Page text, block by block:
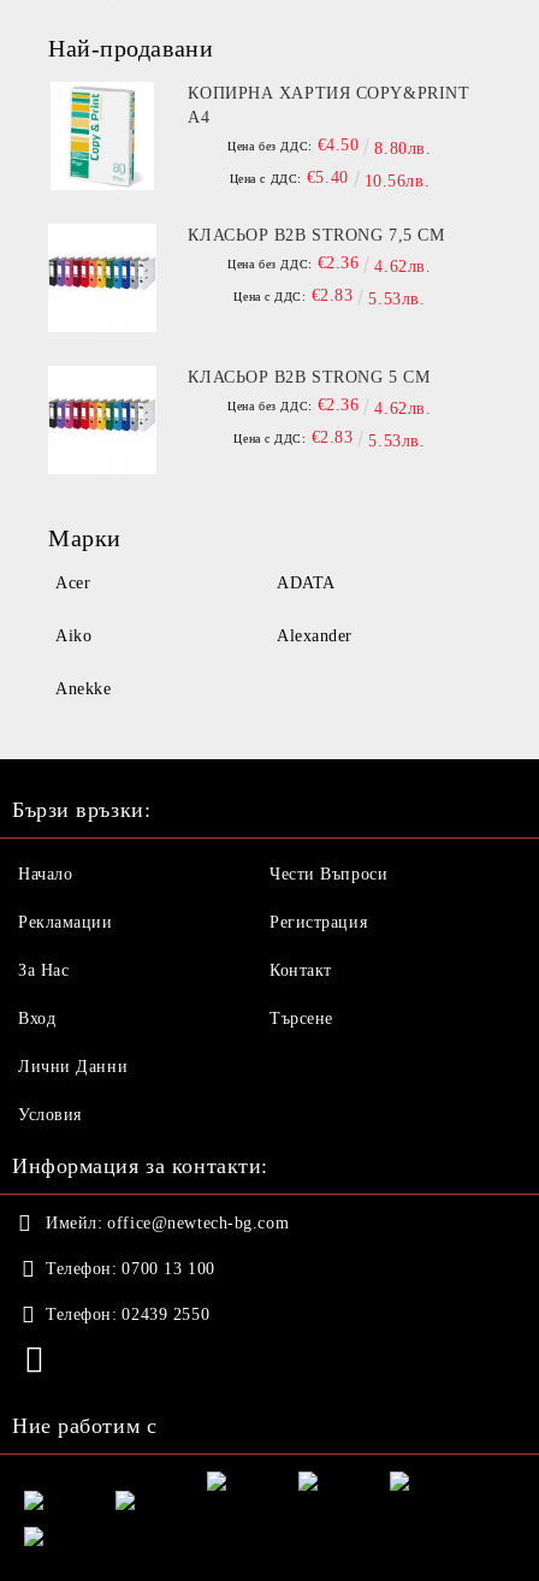
Най-продавани
КОПИРНА ХАРТИЯ COPY&PRINT
A4
Цена без ДДС: €4.50 8.80лв.
Цена с ДДС: €5.40 10.56лв.
КЛАСЬОР B2B STRONG 7,5 СМ
Цена без ДДС: €2.36 4.62лв.
Цена с ДДС: €2.83 5.53лв.
КЛАСЬОР B2B STRONG 5 СМ
Цена без ДДС: €2.36 4.62лв.
Цена с ДДС: €2.83 5.53лв.
Марки
Acer ADATA
Aiko Alexander
Anekke
Бързи връзки:
Начало
Рекламации
За Нас
Вход
Чести Въпроси
Регистрация
Контакт
Търсене
Лични Данни
Условия
Информация за контакти:
Имейл: office@newtech-bg.com
Телефон: 0700 13 100
Телефон: 02439 2550
Ние работим с